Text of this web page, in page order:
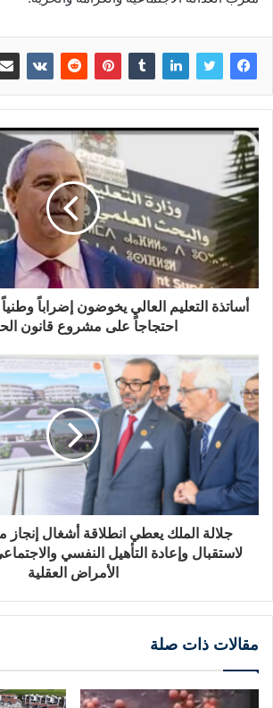
احتجاجاً على مشروع قانون
جلالة الملك يعطي انطلاقة أشغال
لاستقبال وإعادة التأهيل النفسي
الأمراض العقلية
مقالات ذات صلة